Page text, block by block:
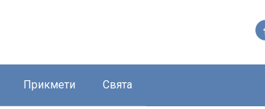
Прикмети Свята